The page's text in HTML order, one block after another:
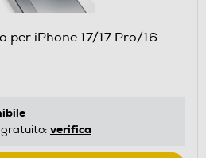
Pro/16
verifica